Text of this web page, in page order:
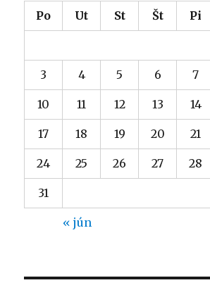
Po Ut St Št Pi
3 4 5 6 7
10 11 12 13 14
17 18 19 20 21
24 25 26 27 28
31
« jún